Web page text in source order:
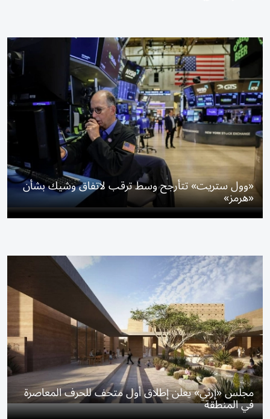
«وول ستريت» تتأرجح وسط ترقب لاتفاق وشيك بشأن
«هرمز»
مجلس «إرثي» يعلن إطلاق أول متحف للحرف المعاصرة
في المنطقة